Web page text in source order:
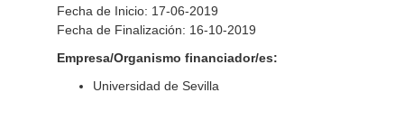
Fecha de Inicio: 17-06-2019
Fecha de Finalización: 16-10-2019
Empresa/Organismo financiador/es:
Universidad de Sevilla